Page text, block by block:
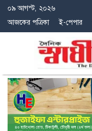
০৯ আগস্ট, ২০২৬
আজকের পত্রিকা
ই-পেপার